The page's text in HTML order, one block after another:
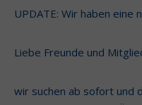
UPDATE: Wir haben eine
Liebe Freunde und
wir suchen ab sofort und